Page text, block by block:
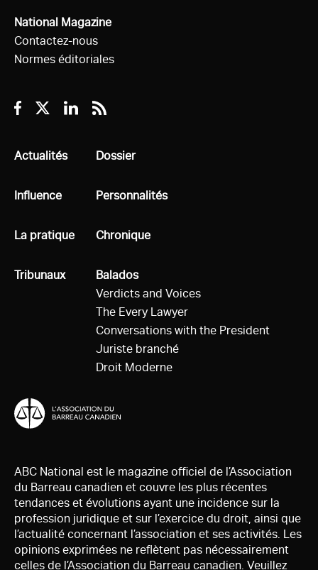
National Magazine
Contactez-nous
Normes éditoriales
Facebook
TwitterLinkedin
RSS
Tous
Actualités
Tous
Influence
Tous
La pratique
Tous
Tribunaux
Tous
Dossier
Tous
Personnalités
Tous
Chronique
Tous
Balados
Verdicts and Voices
The Every Lawyer
Conversations with the President
Juriste branché
Droit Moderne
ABC National est le magazine officiel de l’Association
du Barreau canadien et couvre les plus récentes
tendances et évolutions ayant une incidence sur la
profession juridique et sur l’exercice du droit, ainsi que
l’actualité concernant l’association et ses activités. Les
opinions exprimées ne reflètent pas nécessairement
celles de l’Association du Barreau canadien. Veuillez